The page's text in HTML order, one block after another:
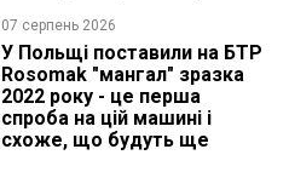
07 серпень 2026
У Польщі поставили на БТР
Rosomak "мангал" зразка
2022 року - це перша
спроба на цій машині і
схоже, що будуть ще